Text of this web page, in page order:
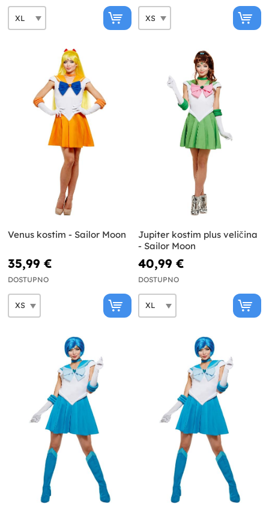
Venus kostim - Sailor Moon
35,99 €
DOSTUPNO
Jupiter kostim plus veličina
- Sailor Moon
40,99 €
DOSTUPNO